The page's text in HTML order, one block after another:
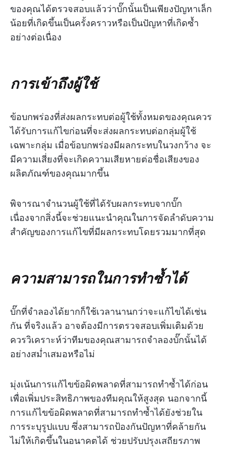
ของคุณได้ตรวจสอบแล้วว่าบั๊กนั้นเป็นเพียงปัญหาเล็ก
น้อยที่เกิดขึ้นเป็นครั้งคราวหรือเป็นปัญหาที่เกิดซ้ำ
อย่างต่อเนื่อง
การเข้าถึงผู้ใช้
ข้อบกพร่องที่ส่งผลกระทบต่อผู้ใช้ทั้งหมดของคุณควร
ได้รับการแก้ไขก่อนที่จะส่งผลกระทบต่อกลุ่มผู้ใช้
เฉพาะกลุ่ม เมื่อข้อบกพร่องมีผลกระทบในวงกว้าง จะ
มีความเสี่ยงที่จะเกิดความเสียหายต่อชื่อเสียงของ
ผลิตภัณฑ์ของคุณมากขึ้น
พิจารณาจำนวนผู้ใช้ที่ได้รับผลกระทบจากบั๊ก
เนื่องจากสิ่งนี้จะช่วยแนะนำคุณในการจัดลำดับความ
สำคัญของการแก้ไขที่มีผลกระทบโดยรวมมากที่สุด
ความสามารถในการทำซ้ำได้
บั๊กที่จำลองได้ยากก็ใช้เวลานานกว่าจะแก้ไขได้เช่น
กัน ที่จริงแล้ว อาจต้องมีการตรวจสอบเพิ่มเติมด้วย
ควรวิเคราะห์ว่าทีมของคุณสามารถจำลองบั๊กนั้นได้
อย่างสม่ำเสมอหรือไม่
มุ่งเน้นการแก้ไขข้อผิดพลาดที่สามารถทำซ้ำได้ก่อน
เพื่อเพิ่มประสิทธิภาพของทีมคุณให้สูงสุด นอกจากนี้
การแก้ไขข้อผิดพลาดที่สามารถทำซ้ำได้ยังช่วยใน
การระบุรูปแบบ ซึ่งสามารถป้องกันปัญหาที่คล้ายกัน
ไม่ให้เกิดขึ้นในอนาคตได้ ช่วยปรับปรุงเสถียรภาพ